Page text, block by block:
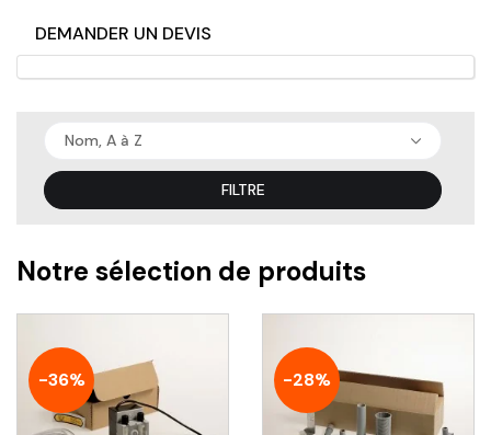
DEMANDER UN DEVIS
Nom, A à Z
FILTRE
Notre sélection de produits
-36% -28%